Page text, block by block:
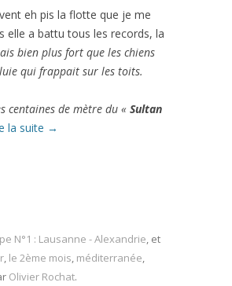
eh pis la flotte que je me
elle a battu tous les records, la
bien plus fort que les chiens
qui frappait sur les toits.
centaines de mètre du « Sultan
la suite →
N°1 : Lausanne - Alexandrie, et
, le 2ème mois, méditerranée,
Olivier Rochat.